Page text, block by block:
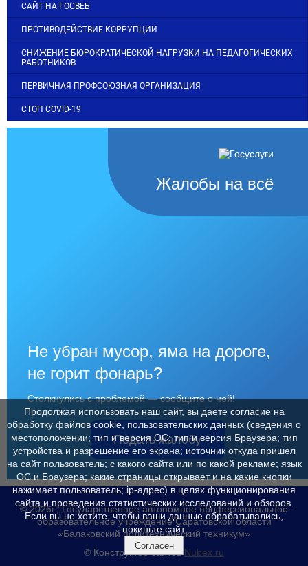
САЙТ НА ГОСВЕБ
ПРОТИВОДЕЙСТВИЕ КОРРУПЦИИ
СНИЖЕНИЕ БЮРОКРАТИЧЕСКОЙ НАГРУЗКИ НА ПЕДАГОГИЧЕСКИХ
РАБОТНИКОВ
ПЕРВИЧНАЯ ПРОФСОЮЗНАЯ ОРГАНИЗАЦИЯ
СТОП COVID-19
Жалобы на всё
Не убран мусор, яма на дороге,
не горит фонарь?
Столкнулись с проблемой — сообщите о ней!
Подать жалобу
© 2026г., Государственное автономное профессиональное
образовательное учреждение Саратовской области
«Балаковский политехнический техникум»
© Конструктор сайтовNubex.ru
Продолжая использовать наш сайт, вы даете согласие на
обработку файлов cookie, пользовательских данных (сведения о
местоположении; тип и версия ОС; тип и версия Браузера; тип
устройства и разрешение его экрана; источник откуда пришел
на сайт пользователь; с какого сайта или по какой рекламе; язык
ОС и Браузера; какие страницы открывает и на какие кнопки
нажимает пользователь; ip-адрес) в целях функционирования
сайта и проведения статистических исследований и обзоров.
Если вы не хотите, чтобы ваши данные обрабатывались,
покиньте сайт.
Согласен